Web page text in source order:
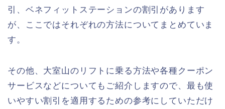
引、ベネフィットステーションの割引があります
が、ここではそれぞれの方法についてまとめていま
す。
その他、大室山のリフトに乗る方法や各種クーポン
サービスなどについてもご紹介しますので、最も使
いやすい割引を適用するための参考にしていただけ